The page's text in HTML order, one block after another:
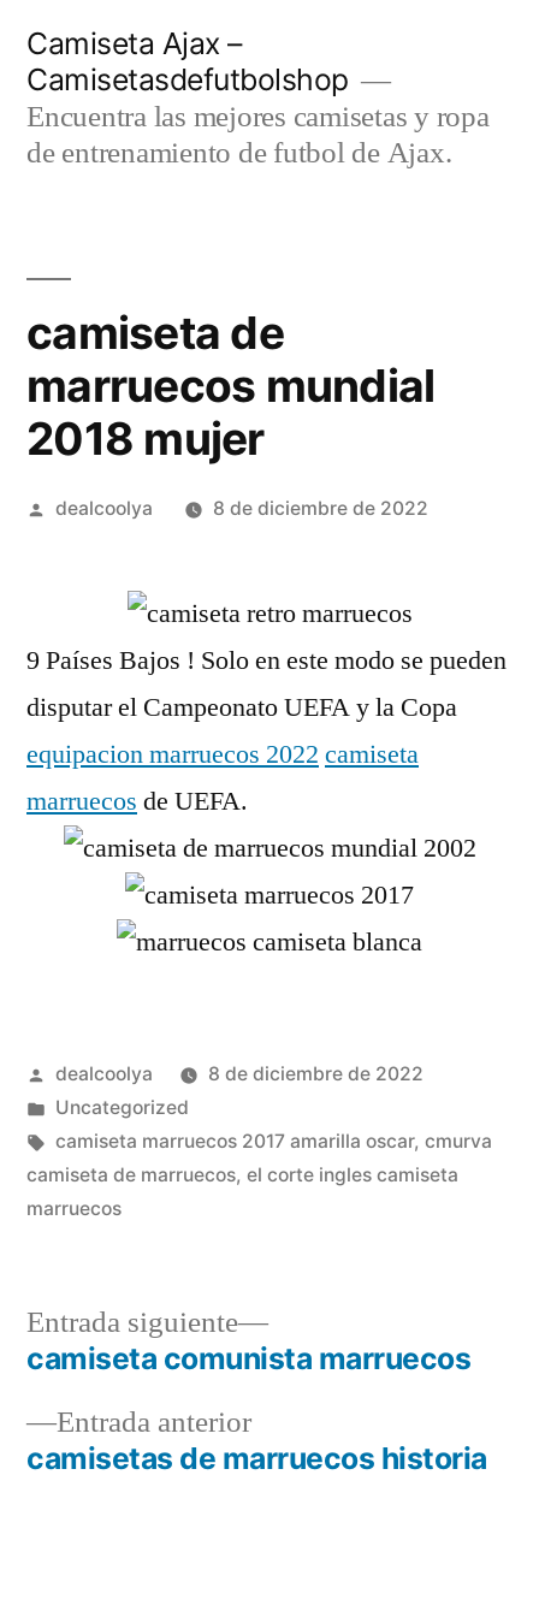
contenido
Camiseta Ajax –
Camisetasdefutbolshop
Encuentra las mejores camisetas y ropa
de entrenamiento de futbol de Ajax.
camiseta de
marruecos mundial
2018 mujer
Publicado
dealcoolya 8 de diciembre de 2022
9 Países Bajos ! Solo en este modo se pueden
disputar el Campeonato UEFA y la Copa
equipacion marruecos 2022 camiseta
marruecos de UEFA.
Publicado
por
dealcoolya
8 de diciembre de 2022
Publicado
en
Uncategorized
Etiquetas:
camiseta marruecos 2017 amarilla oscar, cmurva
camiseta de marruecos, el corte ingles camiseta
marruecos
Navegación
deEntrada anteriorEntrada
anterior:
camisetas de marruecos historia
Entrada siguiente
Entrada
siguiente:
camiseta comunista marruecos